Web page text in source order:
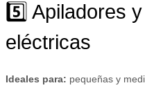
5️⃣ Apiladores
eléctricas
Ideales para: pequeñas y